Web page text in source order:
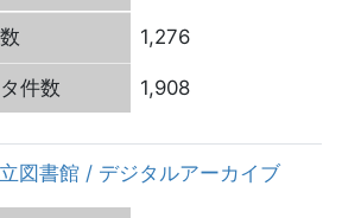
1,276
1,908
図書館 / デジタルアーカイブ